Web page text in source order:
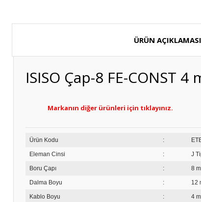
ÜRÜN AÇIKLAMASI
ISISO Çap-8 FE-CONST
Markanın diğer ürünleri için tıklayınız.
Ürün Kodu :
Eleman Cinsi : J
Boru Çapı : 8
Dalma Boyu : 12
Kablo Boyu : 4